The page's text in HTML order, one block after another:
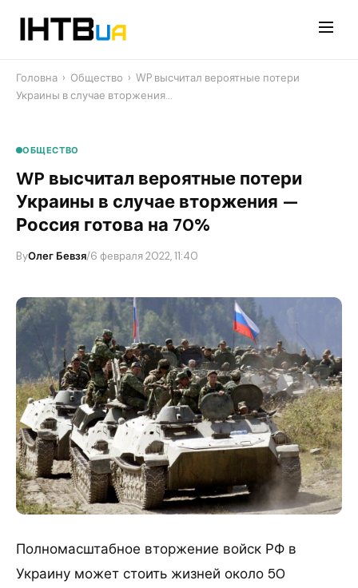
Головна › Общество › ​WP высчитал вероятные потери
Украины в случае вторжения…
ОБЩЕСТВО
​WP высчитал вероятные потери
Украины в случае вторжения —
Россия готова на 70%
ByОлег Бевзя/6 февраля 2022, 11:40
Полномасштабное вторжение войск РФ в
Украину может стоить жизней около 50